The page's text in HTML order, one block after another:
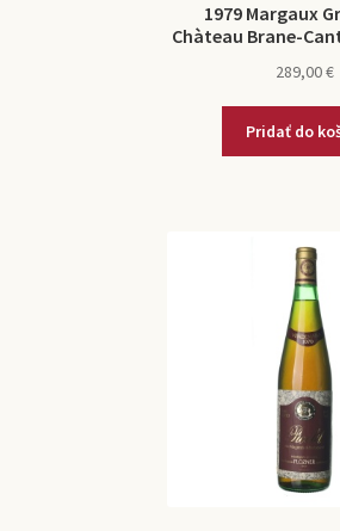
1979 Margaux
Chàteau Brane-
289,00€
Pridať do